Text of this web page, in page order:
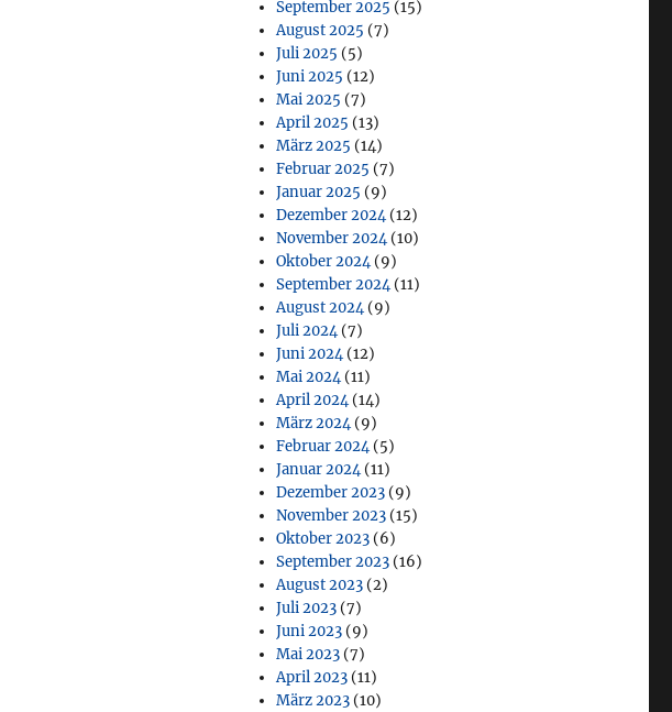
September 2025 (15)
August 2025 (7)
Juli 2025 (5)
Juni 2025 (12)
Mai 2025 (7)
April 2025 (13)
März 2025 (14)
Februar 2025 (7)
Januar 2025 (9)
Dezember 2024(12)
November 2024(10)
Oktober 2024(9)
September 2024(11)
August 2024(9)
Juli 2024(7)
Juni 2024(12)
Mai 2024(11)
April 2024(14)
März 2024(9)
Februar 2024(5)
Januar 2024(11)
Dezember 2023 (9)
November 2023 (15)
Oktober 2023 (6)
September 2023 (16)
August 2023 (2)
Juli 2023 (7)
Juni 2023 (9)
Mai 2023 (7)
April 2023 (11)
März 2023 (10)